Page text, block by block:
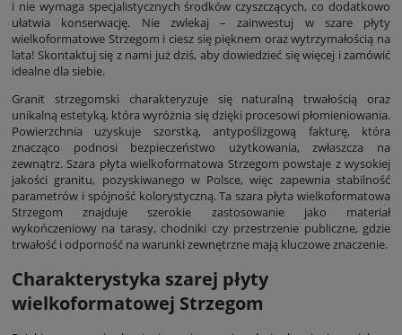
i nie wymaga specjalistycznych środków czyszczących, co dodatkowo
ułatwia konserwację. Nie zwlekaj – zainwestuj w szare płyty
wielkoformatowe Strzegom i ciesz się pięknem oraz wytrzymałością na
lata! Skontaktuj się z nami już dziś, aby dowiedzieć się więcej i zamówić
idealne dla siebie.
Granit strzegomski charakteryzuje się naturalną trwałością oraz
unikalną estetyką, która wyróżnia się dzięki procesowi płomieniowania.
Powierzchnia uzyskuje szorstką, antypoślizgową fakturę, która
znacząco podnosi bezpieczeństwo użytkowania, zwłaszcza na
zewnątrz. Szara płyta wielkoformatowa Strzegom powstaje z wysokiej
jakości granitu, pozyskiwanego w Polsce, więc zapewnia stabilność
parametrów i spójność kolorystyczną. Ta szara płyta wielkoformatowa
Strzegom znajduje szerokie zastosowanie jako materiał
wykończeniowy na tarasy, chodniki czy przestrzenie publiczne, gdzie
trwałość i odporność na warunki zewnętrzne mają kluczowe znaczenie.
Charakterystyka szarej płyty
wielkoformatowej Strzegom